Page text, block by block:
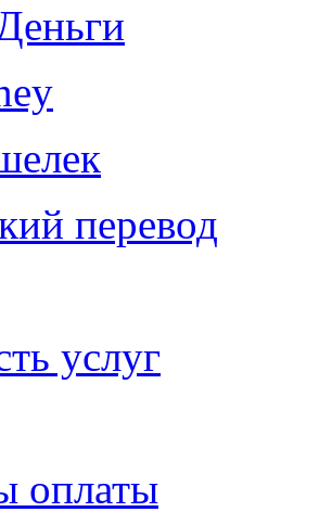
перевод
услуг
оплаты